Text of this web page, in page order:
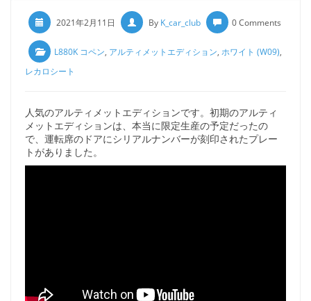
2021年2月11日 By K_car_club 0 Comments
L880K コペン, アルティメットエディション, ホワイト (W09),
レカロシート
人気のアルティメットエディションです。初期のアルティ
メットエディションは、本当に限定生産の予定だったの
で、運転席のドアにシリアルナンバーが刻印されたプレー
トがありました。